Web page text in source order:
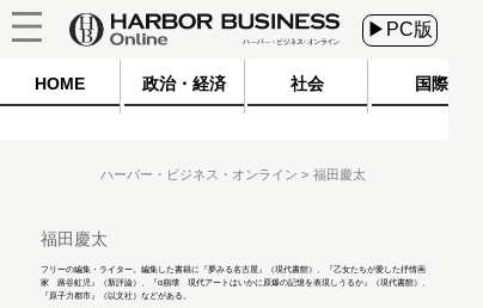
▶PC版
HOME 政治・経済 社会 国際
ハーバー・ビジネス・オンライン 福田慶太
福田慶太
フリーの編集・ライター。編集した書籍に『夢みる名古屋』（現代書館）、『乙女たちが愛した抒情画
家 蕗谷虹児』（新評論）、『α崩壊 現代アートはいかに原爆の記憶を表現しうるか』（現代書館）、
『原子力都市』（以文社）などがある。